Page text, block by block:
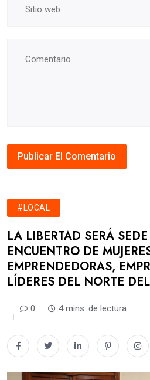
#LOCAL
LA LIBERTAD SERÁ
ENCUENTRO DE
EMPRENDEDORAS,
LÍDERES DEL NORTE
0 4 mins. de lectura